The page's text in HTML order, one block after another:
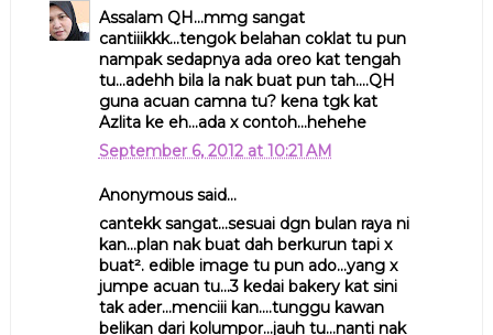
Assalam QH...mmg sangat
cantiiikkk...tengok belahan coklat tu pun
nampak sedapnya ada oreo kat tengah
tu...adehh bila la nak buat pun tah....QH
guna acuan camna tu? kena tgk kat
Azlita ke eh...ada x contoh...hehehe
September 6, 2012 at 10:21 AM
Anonymous said...
cantekk sangat...sesuai dgn bulan raya ni
kan...plan nak buat dah berkurun tapi x
buat². edible image tu pun ado...yang x
jumpe acuan tu...3 kedai bakery kat sini
tak ader...menciii kan....tunggu kawan
belikan dari kolumpor...jauh tu...nanti nak